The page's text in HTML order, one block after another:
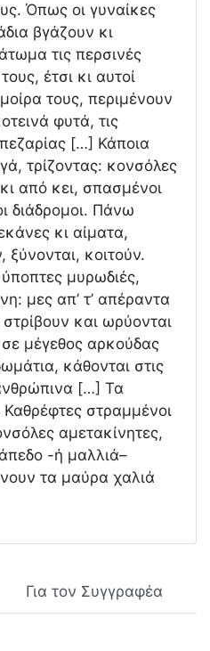
Όπως οι γυναίκες
βγάζουν κι
τις περσινές
έτσι κι αυτοί
τους, περιμένουν
φυτά, τις
[…] Κάποια
τρίζοντας: κονσόλες
από κει, σπασμένοι
διάδρομοι. Πάνω
κι αίματα,
ξύνονται, κοιτούν.
μυρωδιές,
μες απ’ τ’ απέραντα
και ωρύονται
μέγεθος αρκούδας
κάθονται στις
[…] Τα
στραμμένοι
αμετακίνητες,
-ή μαλλιά–
τα μαύρα χαλιά
Για τον Συγγραφέα